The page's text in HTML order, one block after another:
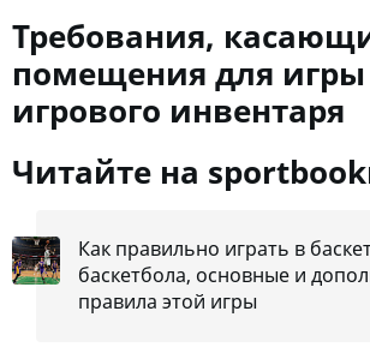
Требования,
помещения для
игрового инвентаря
Читайте на
Как правильно играть в
баскетбола, основные и
правила этой игры